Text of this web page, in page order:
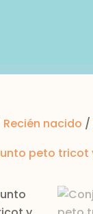
Recién nacido /